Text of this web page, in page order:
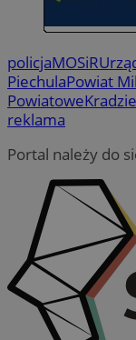
policjaMOSiR
PiechulaPowiat
Powiatowe
reklama
Portal należy do